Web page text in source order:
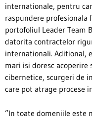
internationale, pentru
raspundere profesionala
portofoliul Leader Team
datorita contractelor
internationali. Aditional,
mari isi doresc
cibernetice, scurgeri de
care pot atrage procese
”In toate domeniile este